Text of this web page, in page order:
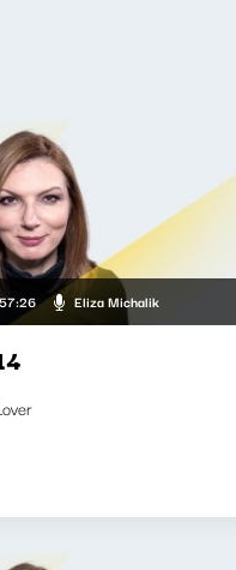
57:26 Eliza Michalik